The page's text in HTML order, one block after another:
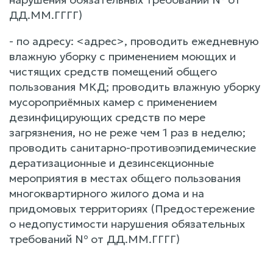
ДД.ММ.ГГГГ)
- по адресу: <адрес>, проводить ежедневную
влажную уборку с применением моющих и
чистящих средств помещений общего
пользования МКД; проводить влажную уборку
мусороприёмных камер с применением
дезинфицирующих средств по мере
загрязнения, но не реже чем 1 раз в неделю;
проводить санитарно-противоэпидемические
дератизационные и дезинсекционные
мероприятия в местах общего пользования
многоквартирного жилого дома и на
придомовых территориях (Предостережение
о недопустимости нарушения обязательных
требований № от ДД.ММ.ГГГГ)